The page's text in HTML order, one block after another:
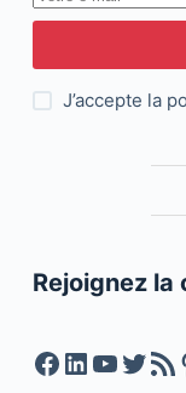
J’accepte la
Rejoignez la
Facebook
LinkedIn
Feed